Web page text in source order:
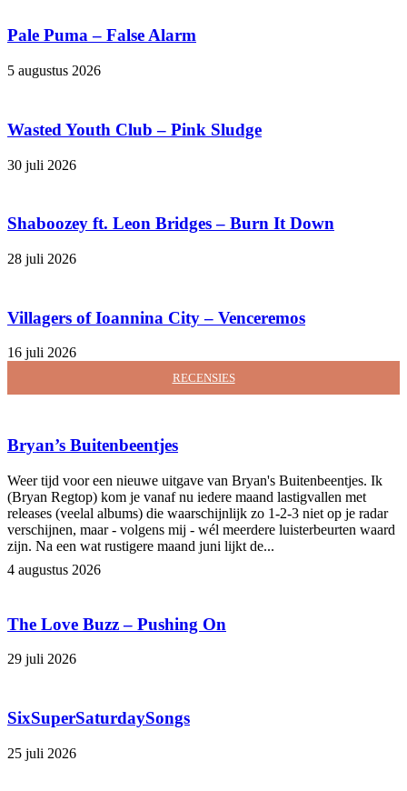
Pale Puma – False Alarm
5 augustus 2026
Wasted Youth Club – Pink Sludge
30 juli 2026
Shaboozey ft. Leon Bridges – Burn It Down
28 juli 2026
Villagers of Ioannina City – Venceremos
16 juli 2026
RECENSIES
Bryan’s Buitenbeentjes
Weer tijd voor een nieuwe uitgave van Bryan's Buitenbeentjes. Ik
(Bryan Regtop) kom je vanaf nu iedere maand lastigvallen met
releases (veelal albums) die waarschijnlijk zo 1-2-3 niet op je radar
verschijnen, maar - volgens mij - wél meerdere luisterbeurten waard
zijn. Na een wat rustigere maand juni lijkt de...
4 augustus 2026
The Love Buzz – Pushing On
29 juli 2026
SixSuperSaturdaySongs
25 juli 2026